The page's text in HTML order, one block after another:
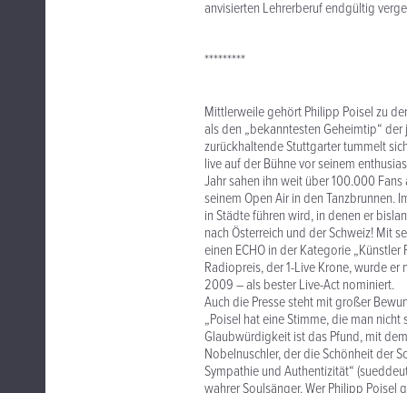
anvisierten Lehrerberuf endgültig
*********
Mittlerweile gehört Philipp Poisel zu
als den „bekanntesten Geheimtip“
zurückhaltende Stuttgarter tummelt
live auf der Bühne vor seinem
Jahr sahen ihn weit über 100.000
seinem Open Air in den Tanzbrunnen.
in Städte führen wird, in denen er
nach Österreich und der Schweiz! Mit
einen ECHO in der Kategorie
Radiopreis, der 1-Live Krone, wurde
2009 – als bester Live-Act nominiert.
Auch die Presse steht mit großer
„Poisel hat eine Stimme, die man
Glaubwürdigkeit ist das Pfund, mit
Nobelnuschler, der die Schönheit der
Sympathie und Authentizität“
wahrer Soulsänger. Wer Philipp